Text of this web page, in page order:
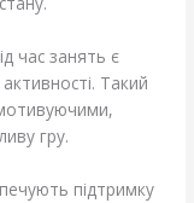
час занять є
Такий
гру.
підтримку